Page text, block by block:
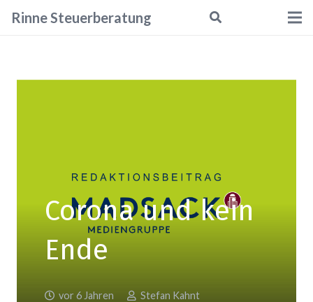
RinneSteuerberatung
Corona und kein
Ende
vor 6 Jahren Stefan Kahnt